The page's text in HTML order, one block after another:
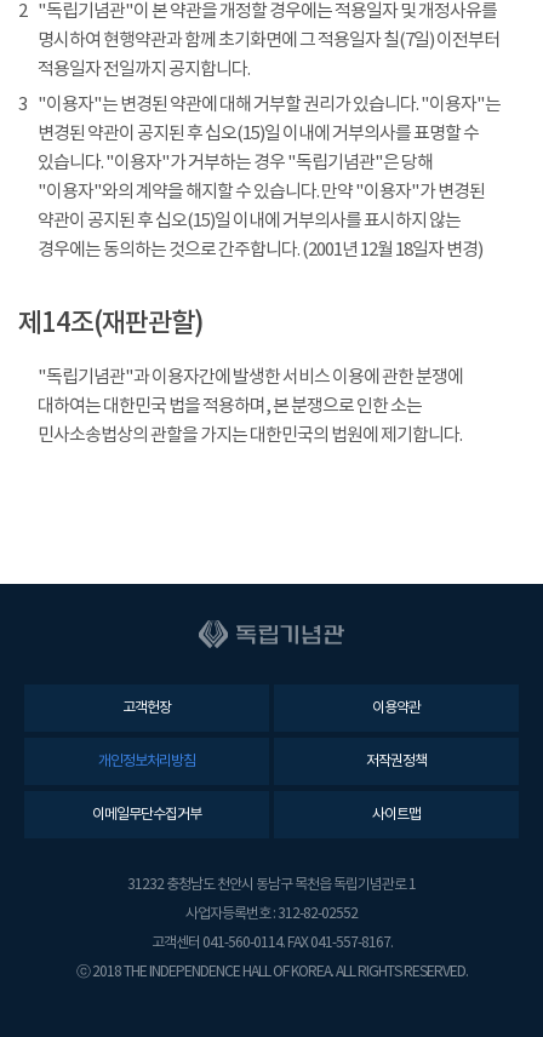
2 "독립기념관"이 본 약관을 개정할 경우에는 적용일자 및 개정사유를
명시하여 현행약관과 함께 초기화면에 그 적용일자 칠(7일) 이전부터
적용일자 전일까지 공지합니다.
3 "이용자"는 변경된 약관에 대해 거부할 권리가 있습니다. "이용자"는
변경된 약관이 공지된 후 십오(15)일 이내에 거부의사를 표명할 수
있습니다. "이용자"가 거부하는 경우 "독립기념관"은 당해
"이용자"와의 계약을 해지할 수 있습니다. 만약 "이용자"가 변경된
약관이 공지된 후 십오(15)일 이내에 거부의사를 표시하지 않는
경우에는 동의하는 것으로 간주합니다. (2001년 12월 18일자 변경)
제14조(재판관할)
"독립기념관"과 이용자간에 발생한 서비스 이용에 관한 분쟁에
대하여는 대한민국 법을 적용하며, 본 분쟁으로 인한 소는
민사소송법상의 관할을 가지는 대한민국의 법원에 제기합니다.
고객헌장 이용약관
개인정보처리방침 저작권정책
이메일무단수집거부 사이트맵
31232 충청남도 천안시 동남구 목천읍 독립기념관로 1
사업자등록번호 : 312-82-02552
고객센터 041-560-0114. FAX 041-557-8167.
ⓒ 2018 THE INDEPENDENCE HALL OF KOREA. ALL RIGHTS RESERVED.